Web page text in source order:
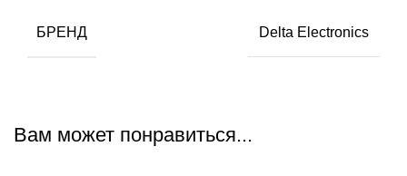
БРЕНД Delta Electronics
Вам может понравиться...